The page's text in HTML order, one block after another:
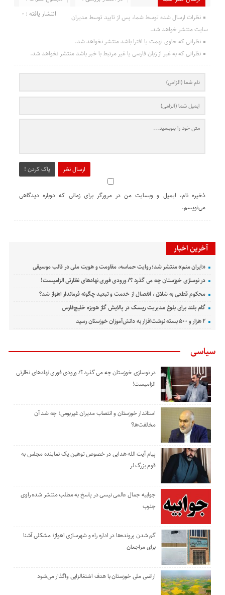
انتشار یافته : 0
نظرات ارسال شده توسط شما، پس از تایید توسط مدیران
سایت منتشر خواهد شد.
نظراتی که حاوی تهمت یا افترا باشد منتشر نخواهد شد.
نظراتی که به غیر از زبان فارسی یا غیر مرتبط با خبر باشد منتشر نخواهد شد.
ارسال نظر پاک کردن !
ذخیره نام، ایمیل و وبسایت من در مرورگر برای زمانی که دوباره دیدگاهی
می‌نویسم.
آخرین اخبار
«ایران منم» منتشر شد؛ روایت حماسه، مقاومت و هویت ملی در قالب موسیقی
در نوسازی خوزستان چه می گذرد ؟/ ورودی فوری نهادهای نظارتی الزامیست!
محکوم قطعی به شلاق ، انفصال از خدمت و تبعید چگونه فرماندار اهواز شد؟
گام بلند برای بلوغ مدیریت ریسک در پالایش گاز هویزه خلیج‌فارس
۲ هزار و ۵۰۰ بسته نوشت‌افزار به دانش‌آموزان خوزستان رسید
سیاسی
در نوسازی خوزستان چه می گذرد ؟/ ورودی فوری نهادهای نظارتی
الزامیست!
استاندار خوزستان و انتصاب مدیران غیربومی؛ چه شد آن
مخالفت‌ها؟
پیام آیت الله هدایی در خصوص توهین یک نماینده مجلس به
قوم بزرگ لر
جوابیه جمال عالمی نیسی در پاسخ به مطلب منتشر شده راوی
جنوب
گم شدن پرونده‌ها در اداره راه و شهرسازی اهواز؛ مشکلی آشنا
برای مراجعان
اراضی ملی خوزستان با هدف اشتغالزایی واگذار می‌شود